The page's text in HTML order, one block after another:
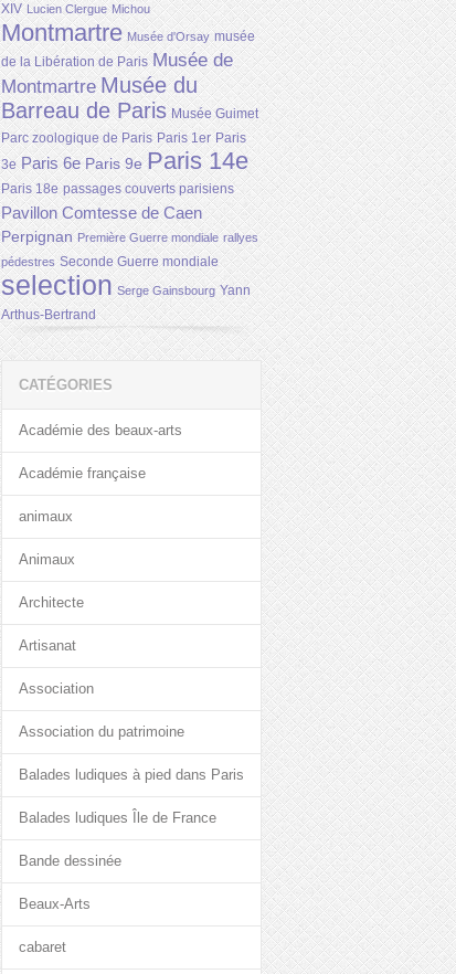
XIV Lucien Clergue Michou
Montmartre Musée d'Orsay musée
de la Libération de Paris Musée de
Montmartre Musée du
Barreau de Paris Musée Guimet
Parc zoologique de Paris Paris 1er Paris
3e Paris 6e Paris 9e Paris 14e
Paris 18e passages couverts parisiens
Pavillon Comtesse de Caen
Perpignan Première Guerre mondiale rallyes
pédestres Seconde Guerre mondiale
selection Serge Gainsbourg Yann
Arthus-Bertrand
CATÉGORIES
Académie des beaux-arts
Académie française
animaux
Animaux
Architecte
Artisanat
Association
Association du patrimoine
Balades ludiques à pied dans Paris
Balades ludiques Île de France
Bande dessinée
Beaux-Arts
cabaret